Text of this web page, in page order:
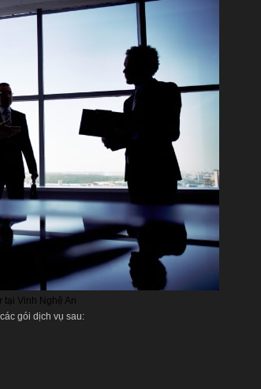
tại Vinh Nghệ An
gói dịch vụ sau: